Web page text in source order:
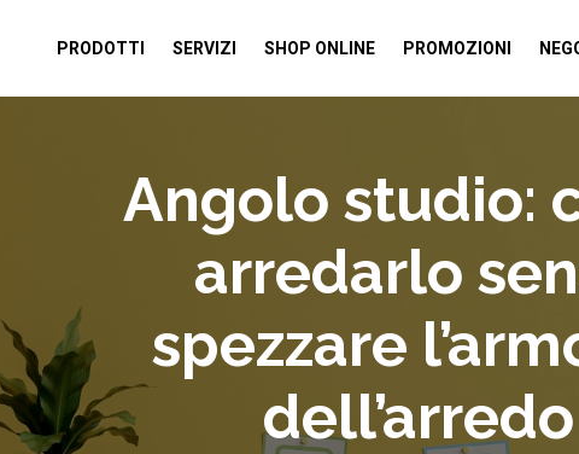
PRODOTTI SERVIZI SHOP ONLINE PROMOZIONI
Angolo studio:
arredarlo
spezzare
dell’arredo